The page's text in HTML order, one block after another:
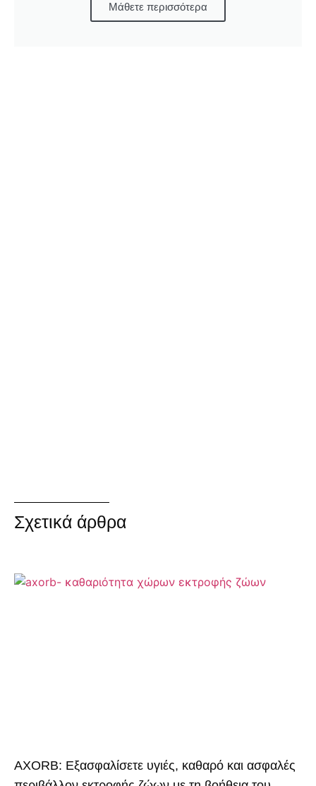
Μάθετε περισσότερα
Σχετικά άρθρα
AXORB: Εξασφαλίσετε υγιές, καθαρό και ασφαλές